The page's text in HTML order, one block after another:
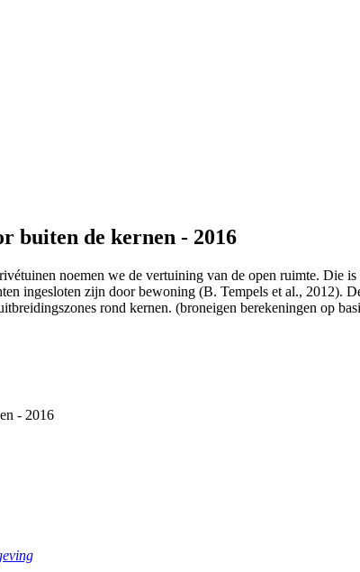
buiten de kernen - 2016
noemen we de vertuining van de open ruimte. Die
ingesloten zijn door bewoning (B. Tempels et al., 2012).
rond kernen. (broneigen berekeningen op
- 2016